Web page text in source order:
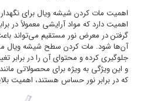
اهمیت مات کردن شیشه ویال برای
اهمیت دارد که مواد آرایشی معمولاً در
گرفتن در معرض نور مستقیم می‌تواند
آن‌ها شود. مات کردن سطح شیشه ویال
جلوگیری کرده و محتوای آن را در برابر
و این ویژگی به ویژه برای محصولاتی
که در برابر نور حساس هستند، اهمیت